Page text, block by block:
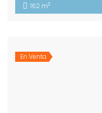
162 m2
En Venta